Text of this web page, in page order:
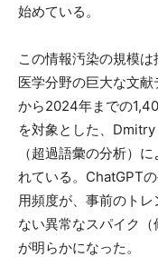
始めている。
この情報汚染の規模
医学分野の巨大な文
から2024年までの
を対象とした、
（超過語彙の分析）
れている。ChatGPT
用頻度が、事前のト
ない異常なスパイク
が明らかになった。